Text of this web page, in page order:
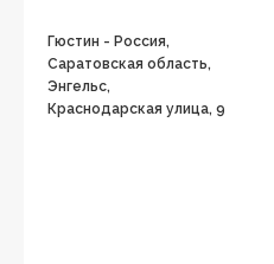
Гюстин - Россия,
Саратовская область,
Энгельс,
Краснодарская улица, 9